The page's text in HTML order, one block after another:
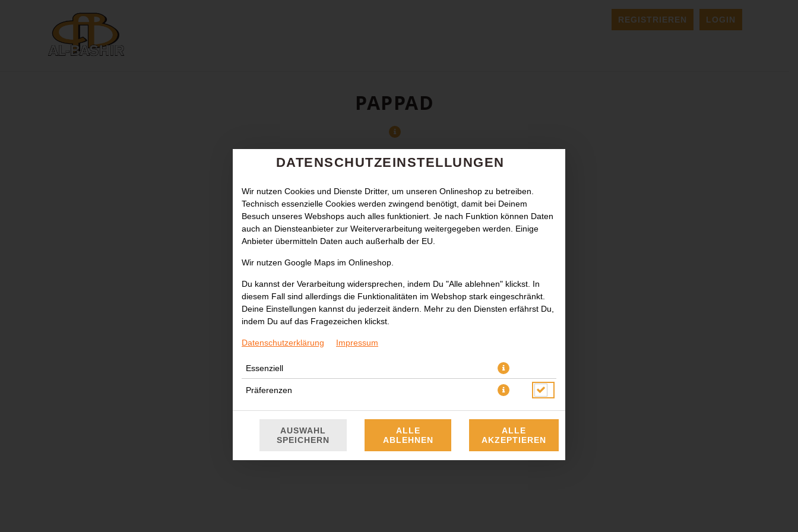
REGISTRIEREN LOGIN
PAPPAD
* Die Preise können nach Auswahl des Stores variieren.
DATENSCHUTZEINSTELLUNGEN
Wir nutzen Cookies und Dienste Dritter, um unseren Onlineshop zu betreiben.
Technisch essenzielle Cookies werden zwingend benötigt, damit bei Deinem
Besuch unseres Webshops auch alles funktioniert. Je nach Funktion können Daten
auch an Diensteanbieter zur Weiterverarbeitung weitergegeben werden. Einige
Anbieter übermitteln Daten auch außerhalb der EU.
Wir nutzen Google Maps im Onlineshop.
Du kannst der Verarbeitung widersprechen, indem Du "Alle ablehnen" klickst. In
diesem Fall sind allerdings die Funktionalitäten im Webshop stark eingeschränkt.
Deine Einstellungen kannst du jederzeit ändern. Mehr zu den Diensten erfährst Du,
indem Du auf das Fragezeichen klickst.
Datenschutzerklärung Impressum
Essenziell
Präferenzen
AUSWAHL
SPEICHERN
ALLE
ABLEHNEN
ALLE
AKZEPTIEREN